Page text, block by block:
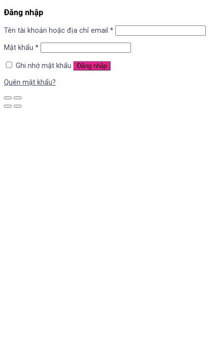
Đăng nhập
Tên tài khoản hoặc địa chỉ email *
Mật khẩu *
Ghi nhớ mật khẩu Đăng nhập
Quên mật khẩu?